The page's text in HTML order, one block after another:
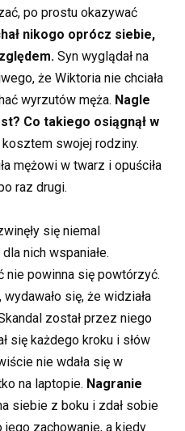
po prostu okazywać
nikogo oprócz siebie,
Syn wyglądał na
że Wiktoria nie chciała
wyrzutów męża. Nagle
Co takiego osiągnął w
swojej rodziny.
mężowi w twarz i opuściła
raz drugi.
się niemal
nich wspaniałe.
nie powinna się powtórzyć.
się, że widziała
został przez niego
się każdego kroku i słów
nie wdała się w
na laptopie. Nagranie
siebie z boku i zdał sobie
jego zachowanie, a kiedy